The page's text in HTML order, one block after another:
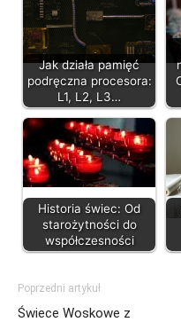
Jak działa pamięć
podręczna procesora:
L1, L2, L3…
Historia świec: Od
starożytności do
współczesności
Poprzedni artykuł
Świece Woskowe z